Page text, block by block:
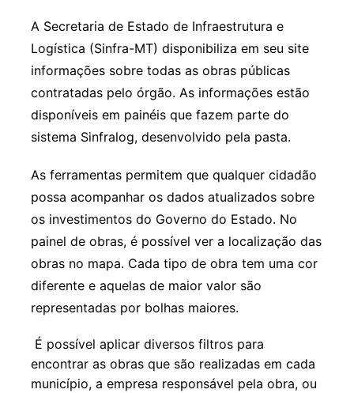
A Secretaria de Estado de Infraestrutura e
Logística (Sinfra-MT) disponibiliza em seu site
informações sobre todas as obras públicas
contratadas pelo órgão. As informações estão
disponíveis em painéis que fazem parte do
sistema Sinfralog, desenvolvido pela pasta.
As ferramentas permitem que qualquer cidadão
possa acompanhar os dados atualizados sobre
os investimentos do Governo do Estado. No
painel de obras, é possível ver a localização das
obras no mapa. Cada tipo de obra tem uma cor
diferente e aquelas de maior valor são
representadas por bolhas maiores.
É possível aplicar diversos filtros para
encontrar as obras que são realizadas em cada
município, a empresa responsável pela obra, ou